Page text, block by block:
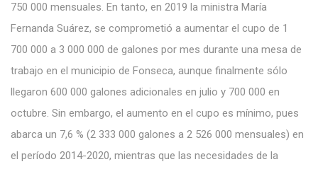
750 000 mensuales. En tanto, en 2019 la ministra María
Fernanda Suárez, se comprometió a aumentar el cupo de 1
700 000 a 3 000 000 de galones por mes durante una mesa de
trabajo en el municipio de Fonseca, aunque finalmente sólo
llegaron 600 000 galones adicionales en julio y 700 000 en
octubre. Sin embargo, el aumento en el cupo es mínimo, pues
abarca un 7,6 % (2 333 000 galones a 2 526 000 mensuales) en
el período 2014-2020, mientras que las necesidades de la